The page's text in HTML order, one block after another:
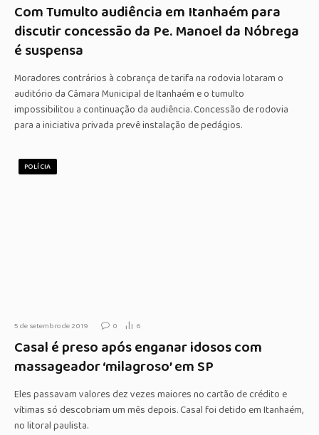
Com Tumulto audiência em Itanhaém para
discutir concessão da Pe. Manoel da Nóbrega
é suspensa
Moradores contrários à cobrança de tarifa na rodovia lotaram o
auditório da Câmara Municipal de Itanhaém e o tumulto
impossibilitou a continuação da audiência. Concessão de rodovia
para a iniciativa privada prevê instalação de pedágios.
POLÍCIA
5 de setembro de 2019 0 6
Casal é preso após enganar idosos com
massageador ‘milagroso’ em SP
Eles passavam valores dez vezes maiores no cartão de crédito e
vítimas só descobriam um mês depois. Casal foi detido em Itanhaém,
no litoral paulista.